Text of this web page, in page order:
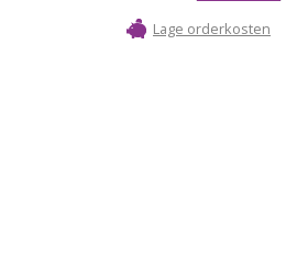
Lage orderkosten